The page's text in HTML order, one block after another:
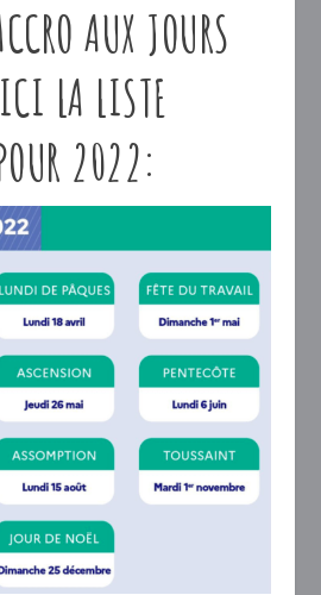
AUX JOURS
LA LISTE
2022: